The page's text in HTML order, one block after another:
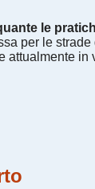
le
per le